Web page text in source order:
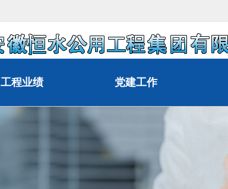
工程业绩 党建工作